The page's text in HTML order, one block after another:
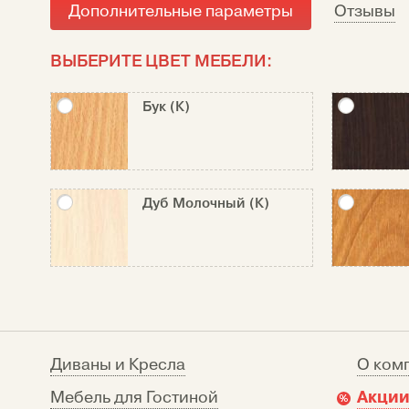
Дополнительные параметры Отзывы
ВЫБЕРИТЕ ЦВЕТ МЕБЕЛИ:
Бук (К)
Дуб Молочный (К)
Диваны и Кресла
Мебель для Гостиной
О